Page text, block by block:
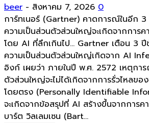
beer - สิงหาคม 7, 2026 0
การ์ทเนอร์ (Gartner) คาดการณ์ในอีก 3
ความเป็นส่วนตัวส่วนใหญ่จะเกิดจากการคา
โดย AI ที่ลึกเกินไป... Gartner เตือน 3 ปี
ความเป็นส่วนตัวส่วนใหญ่เกิดจาก AI
อิงก์ เผยว่า ภายในปี พ.ศ. 2572 เหตุกา
ตัวส่วนใหญ่จะไม่ได้เกิดจากการรั่วไหลข
โดยตรง (Personally Identifiable
จะเกิดจากข้อสรุปที่ AI สร้างขึ้นจากการ
บาร์ต วิลเลมเซน (Bart...